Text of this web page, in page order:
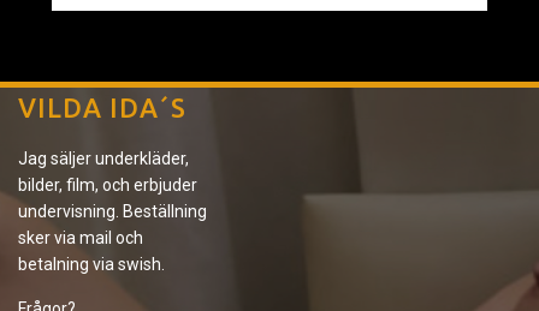
VILDA IDA´S
Jag säljer underkläder,
bilder, film, och erbjuder
undervisning. Beställning
sker via mail och
betalning via swish.